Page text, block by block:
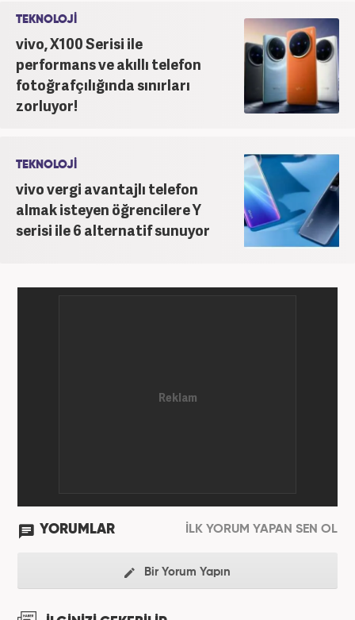
TEKNOLOJİ
vivo, X100 Serisi ile
performans ve akıllı telefon
fotoğrafçılığında sınırları
zorluyor!
TEKNOLOJİ
vivo vergi avantajlı telefon
almak isteyen öğrencilere Y
serisi ile 6 alternatif sunuyor
YORUMLAR İLK YORUM YAPAN SEN OL
Bir Yorum Yapın